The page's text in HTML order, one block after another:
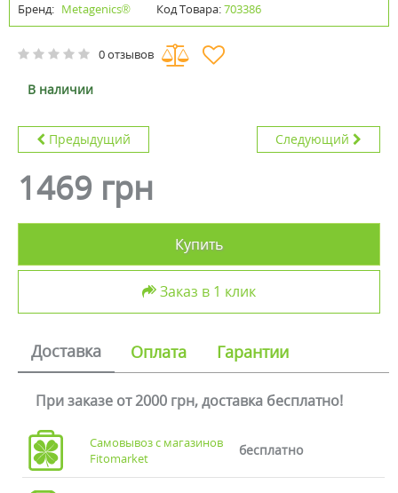
Бренд: Metagenics® Код Товара:703386
0 отзывов
В наличии
Предыдущий Следующий
1469 грн
Купить
Заказ в 1 клик
Доставка Оплата Гарантии
При заказе от 2000 грн, доставка бесплатно!
Самовывоз с магазинов
Fitomarket
бесплатно